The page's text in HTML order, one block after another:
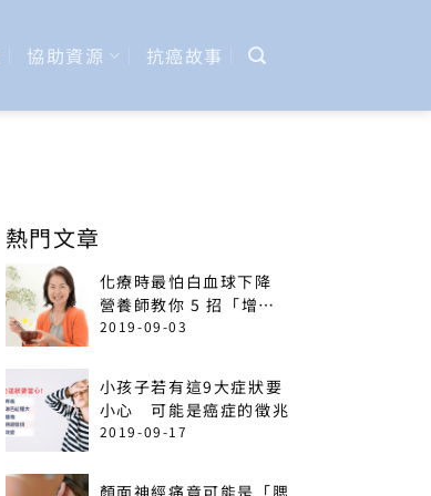
協助資源 抗癌故事
熱門文章
化療時最怕白血球下降
營養師教你 5 招「增加
免疫力」菜單
2019-09-03
小孩子若有這9大症狀要
小心 可能是癌症的徵兆
2019-09-17